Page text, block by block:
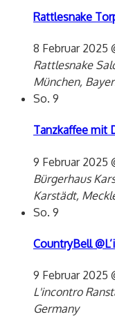
Rattlesnake
8 Februar 2025
Rattlesnake
München,
So. 9
Tanzkaffee mit
9 Februar 2025
Bürgerhaus
Karstädt,
So. 9
CountryBell
9 Februar 2025
L'incontro
Germany